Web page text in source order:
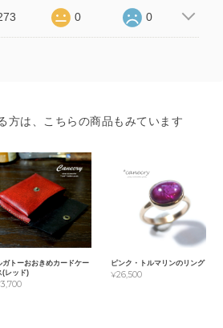
0 0
方は、こちらの商品もみています
ガトーおおきめカードケー
(レッド)
¥3,700
ピンク・トルマリンのリング
¥26,500